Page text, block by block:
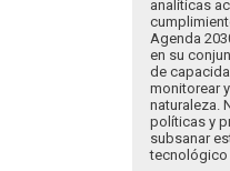
analíticas
Agenda
en su
de
monitorear
naturaleza.
políticas y
subsanar
tecnológico